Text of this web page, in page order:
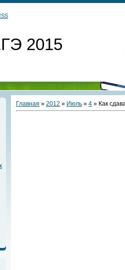
2015
Главная » 2012 » Июль » 4 » Как